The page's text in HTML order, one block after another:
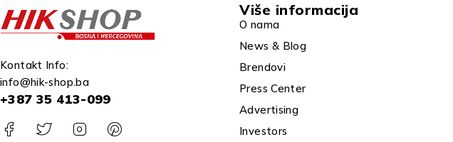
Kontakt Info:
info@hik-shop.ba
+387 35 413-099
Više informacija
O nama
News & Blog
Brendovi
Press Center
Advertising
Investors